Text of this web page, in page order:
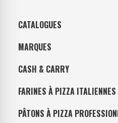
CATALOGUES
MARQUES
CASH & CARRY
FARINES À PIZZA
PÂTONS À PIZZA